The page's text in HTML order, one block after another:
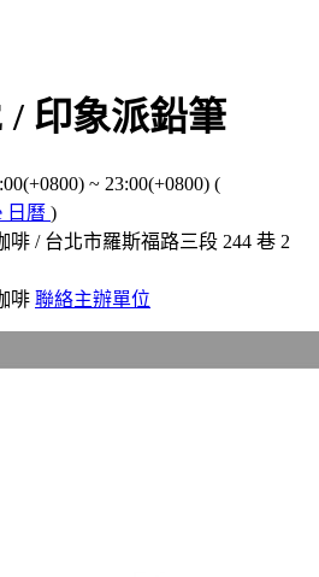
印象派鉛筆
~ 23:00(+0800) (
日曆 )
啡 / 台北市羅斯福路三段 244 巷 2
啡 聯絡主辦單位